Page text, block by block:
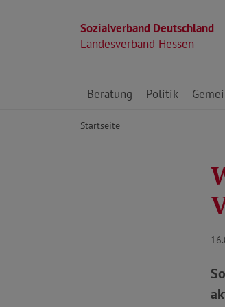
Sozialverband Deutschland
Landesverband Hessen
Direkt zu den Inhalten
Beratung Politik
Startseite